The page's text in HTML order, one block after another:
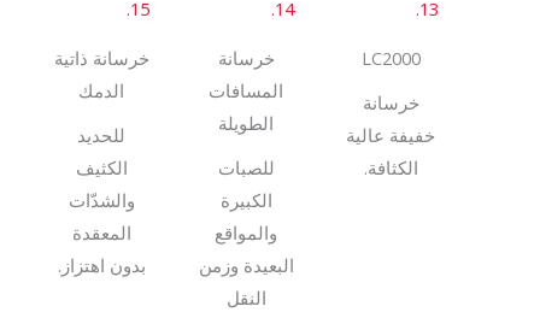
13.
LC2000
ﺧﺮﺳﺎﻧﺔ
ﺧﻔﻴﻔﺔ ﻋﺎﻟﻴﺔ
اﻟﻜﺜﺎفة.
14.
ﺧﺮﺳﺎﻧﺔ
اﻟﻤﺴﺎﻓﺎت
اﻟﻄﻮﻳﻠﺔ
ﻟﻠﺼﺒﺎت
اﻟﻜﺒﻴﺮة
واﻟﻤﻮاﻗﻊ
اﻟﺒﻌﻴﺪة وزﻣﻦ
اﻟﻨﻘﻞ
15.
ﺧﺮﺳﺎﻧﺔ ذاﺗﻴﺔ
اﻟﺪﻣﻚ
ﻟﻠﺤﺪﻳﺪ
اﻟﻜﺜﻴﻒ
واﻟﺸﺪّات
اﻟﻤﻌﻘﺪة
ﺑﺪون اﻫﺘﺰاز.